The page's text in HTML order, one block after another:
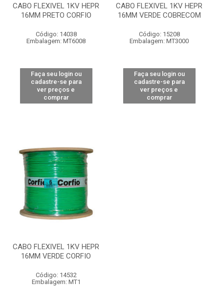
CABO FLEXIVEL 1KV HEPR
16MM PRETO CORFIO
Código: 14038
Embalagem: MT6008
Faça seu login ou
cadastre-se para
ver preços e
comprar
CABO FLEXIVEL 1KV HEPR
16MM VERDE COBRECOM
Código: 15208
Embalagem: MT3000
Faça seu login ou
cadastre-se para
ver preços e
comprar
CABO FLEXIVEL 1KV HEPR
16MM VERDE CORFIO
Código: 14532
Embalagem: MT1